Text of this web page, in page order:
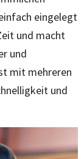
eingelegt
und macht
und
mit mehreren
und